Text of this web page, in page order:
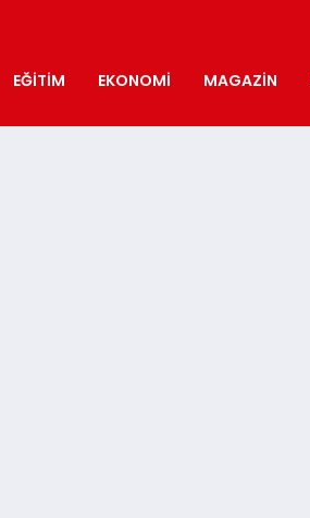
EĞITIM EKONOMI MAGAZIN